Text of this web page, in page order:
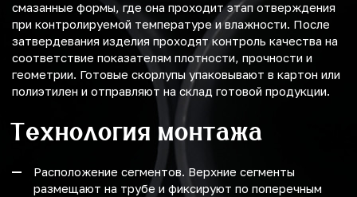
смазанные формы, где она проходит этап отверждения
при контролируемой температуре и влажности. После
затвердевания изделия проходят контроль качества на
соответствие показателям плотности, прочности и
геометрии. Готовые скорлупы упаковывают в картон или
полиэтилен и отправляют на склад готовой продукции.
Технология монтажа
Расположение сегментов. Верхние сегменты
размещают на трубе и фиксируют по поперечным